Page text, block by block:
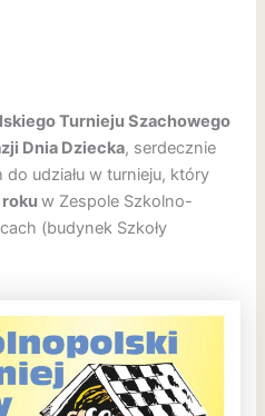
Turnieju Szachowego
Dnia Dziecka, serdecznie
udziału w turnieju, który
rokuw Zespole Szkolno-
(budynek Szkoły